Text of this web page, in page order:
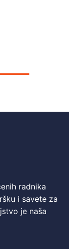
radnika
i savete za
je naša